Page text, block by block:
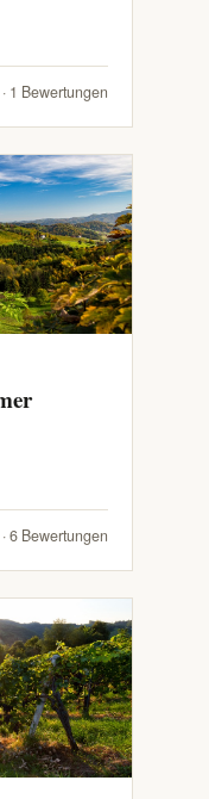
1 Bewertungen
6 Bewertungen